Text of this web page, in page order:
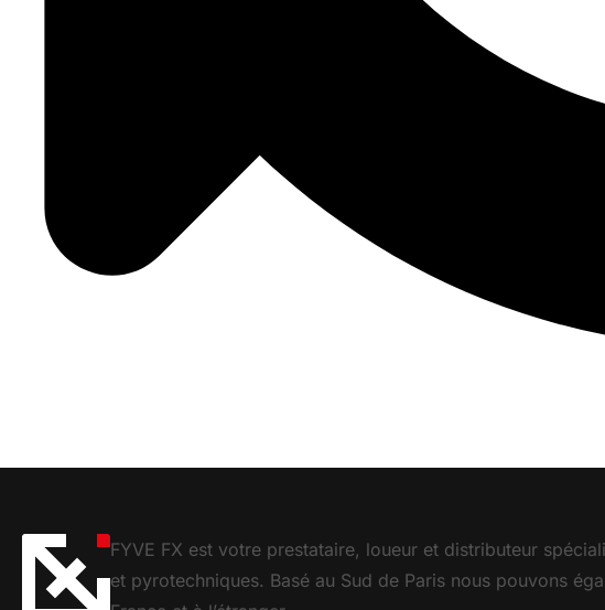
FYVE FX est votre prestataire, loueur et distributeur
et pyrotechniques. Basé au Sud de Paris nous pouvons